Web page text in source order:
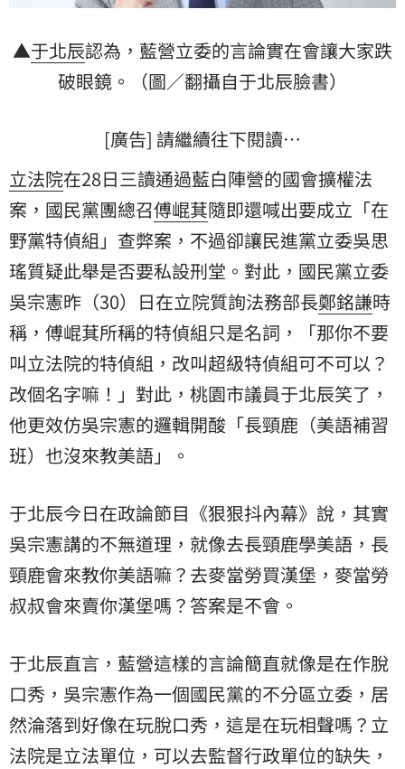
▲于北辰認為，藍營立委的言論實在會讓大家跌
破眼鏡。（圖／翻攝自于北辰臉書）
[廣告] 請繼續往下閱讀…
立法院在28日三讀通過藍白陣營的國會擴權法
案，國民黨團總召傅崐萁隨即還喊出要成立「在
野黨特偵組」查弊案，不過卻讓民進黨立委吳思
瑤質疑此舉是否要私設刑堂。對此，國民黨立委
吳宗憲昨（30）日在立院質詢法務部長鄭銘謙時
稱，傅崐萁所稱的特偵組只是名詞，「那你不要
叫立法院的特偵組，改叫超級特偵組可不可以？
改個名字嘛！」對此，桃園市議員于北辰笑了，
他更效仿吳宗憲的邏輯開酸「長頸鹿（美語補習
班）也沒來教美語」。
于北辰今日在政論節目《狠狠抖內幕》說，其實
吳宗憲講的不無道理，就像去長頸鹿學美語，長
頸鹿會來教你美語嘛？去麥當勞買漢堡，麥當勞
叔叔會來賣你漢堡嗎？答案是不會。
于北辰直言，藍營這樣的言論簡直就像是在作脫
口秀，吳宗憲作為一個國民黨的不分區立委，居
然淪落到好像在玩脫口秀，這是在玩相聲嗎？立
法院是立法單位，可以去監督行政單位的缺失，